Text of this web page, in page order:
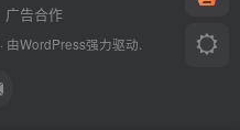
广告合作
· 由WordPress强力驱动.